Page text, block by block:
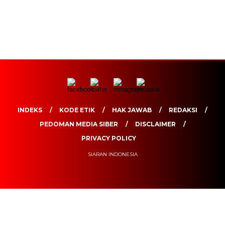
INDEKS KODE ETIK HAK JAWAB
REDAKSI
PEDOMAN MEDIA SIBER
DISCLAIMER
PRIVACY POLICY
SIARAN INDONESIA